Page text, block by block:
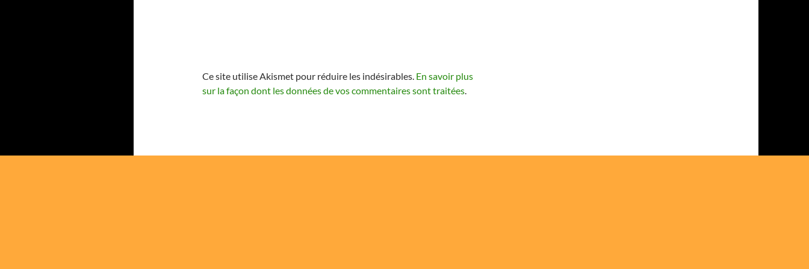
Ce site utilise Akismet pour réduire les indésirables. En savoir plus
sur la façon dont les données de vos commentaires sont traitées.